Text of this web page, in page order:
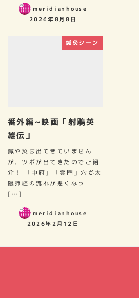
meridianhouse
2026年8月8日
鍼灸シーン
番外編~映画「射鵰英
雄伝」
鍼や灸は出てきていません
が、ツボが出てきたのでご紹
介！ 「中府」「雲門」穴が太
陰肺経の流れが悪くなっ
[…]
meridianhouse
2026年2月12日